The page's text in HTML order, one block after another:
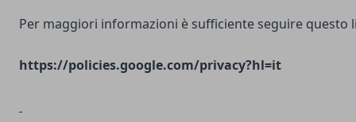
Per maggiori informazioni è sufficiente seguire questo
https://policies.google.com/privacy?hl=it